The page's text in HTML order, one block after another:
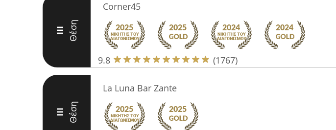
III Θέση
Corner45
9.8 (1767)
III Θέση
La Luna Bar Zante